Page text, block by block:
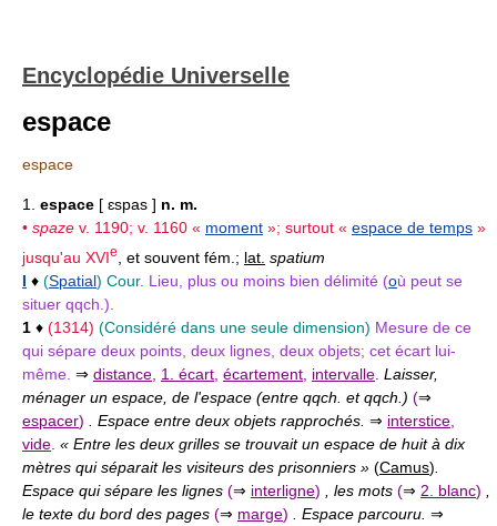
Encyclopédie Universelle
espace
espace
1. espace [ ɛspas ] n. m.
• spaze v. 1190; v. 1160 « moment »; surtout « espace de temps »
jusqu'au XVIe , et souvent fém.; lat. spatium
I ♦ (Spatial) Cour. Lieu, plus ou moins bien délimité (où peut se
situer qqch.).
1 ♦ (1314) (Considéré dans une seule dimension) Mesure de ce
qui sépare deux points, deux lignes, deux objets; cet écart lui-
même. ⇒ distance 1. écart écartement intervalle Laisser,
ménager un espace, de l'espace (entre qqch. et qqch.) (⇒
espacer) . Espace entre deux objets rapprochés. ⇒ interstice
vide « Entre les deux grilles se trouvait un espace de huit à dix
mètres qui séparait les visiteurs des prisonniers » (Camus)
Espace qui sépare les lignes (⇒ interligne) , les mots (⇒ 2. blanc)
le texte du bord des pages (⇒ marge) . Espace parcouru. ⇒